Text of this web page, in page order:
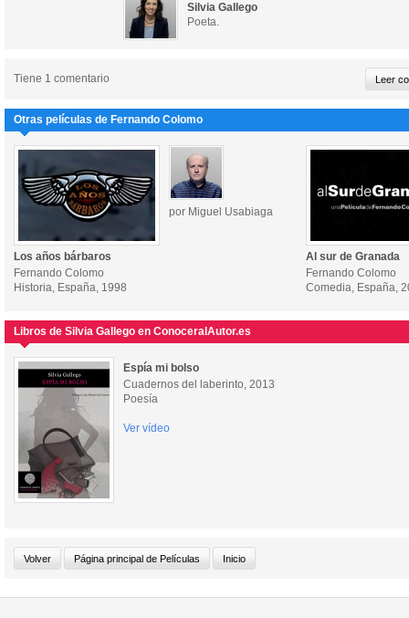
Silvia Gallego
Poeta.
Tiene 1 comentario
Otras películas de Fernando Colomo
por Miguel Usabiaga
Los años bárbaros
Fernando Colomo
Historia, España, 1998
Al sur de Granada
Fernando Colomo
Comedia, España,
Libros de Silvia Gallego en ConoceralAutor.es
Espía mi bolso
Cuadernos del laberinto, 2013
Poesía
Ver vídeo